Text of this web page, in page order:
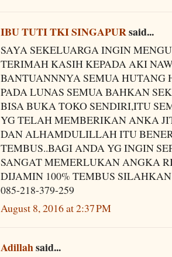
IBU TUTI TKI SINGAPURsaid...
SAYA SEKELUARGA INGIN
TERIMAH KASIH KEPADA AKI
BANTUANNNYA SEMUA HUTANG
PADA LUNAS SEMUA BAHKAN
BISA BUKA TOKO SENDIRI,ITU
YG TELAH MEMBERIKAN ANKA
DAN ALHAMDULILLAH ITU
TEMBUS..BAGI ANDA YG INGIN
SANGAT MEMERLUKAN ANGKA
DIJAMIN 100% TEMBUS
085-218-379-259
August 8, 2016 at 2:37 PM
Adillahsaid...